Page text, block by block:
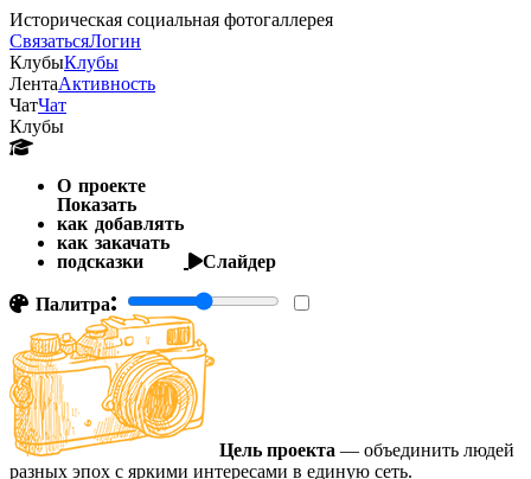
Историческая социальная фотогаллерея
СвязатьсяЛогин
КлубыКлубы
ЛентаАктивность
ЧатЧат
Клубы
О проекте
Показать
как добавлять
как закачать
подсказки
Слайдер
Палитра:
Цель проекта — объединить людей
разных эпох с яркими интересами в единую сеть.